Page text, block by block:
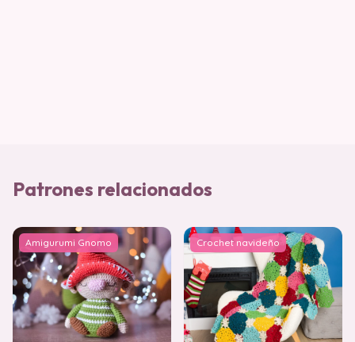
Patrones relacionados
Amigurumi Gnomo Crochet navideño